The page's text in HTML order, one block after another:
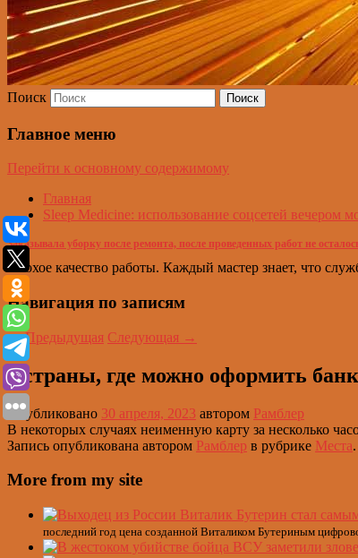
Поиск
Главное меню
Перейти к основному содержимому
Главная
Sleep Medicine: использование соцсетей вечером
Заказывала уборку после ремонта, после проведенных работ не
Плохое качество работы. Каждый мастер знает, что
Навигация по записям
←Предыдущая Следующая →
3 страны, где можно оформить
Опубликовано 30 апреля, 2023 автором Рамблер
В некоторых случаях неименную карту за несколько
Запись опубликована автором Рамблер в рубрике Места
More from my site
последний год цена созданной Виталиком Бутериным